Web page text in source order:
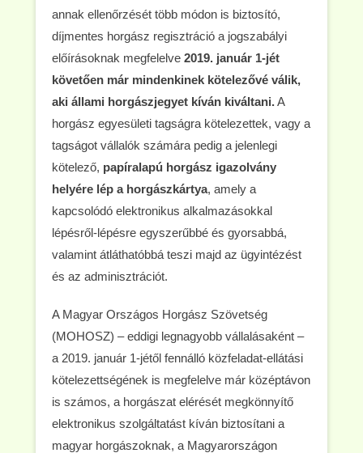
annak ellenőrzését több módon is biztosító,
díjmentes horgász regisztráció a jogszabályi
előírásoknak megfelelve 2019. január 1-jét
követően már mindenkinek kötelezővé válik,
aki állami horgászjegyet kíván kiváltani.A
horgász egyesületi tagságra kötelezettek, vagy a
tagságot vállalók számára pedig a jelenlegi
kötelező, papíralapú horgász igazolvány
helyére lép a horgászkártya, amely a
kapcsolódó elektronikus alkalmazásokkal
lépésről-lépésre egyszerűbbé és gyorsabbá,
valamint átláthatóbbá teszi majd az ügyintézést
és az adminisztrációt.
A Magyar Országos Horgász Szövetség
(MOHOSZ) – eddigi legnagyobb vállalásaként –
a 2019. január 1-jétől fennálló közfeladat-ellátási
kötelezettségének is megfelelve már középtávon
is számos, a horgászat elérését megkönnyítő
elektronikus szolgáltatást kíván biztosítani a
magyar horgászoknak, a Magyarországon